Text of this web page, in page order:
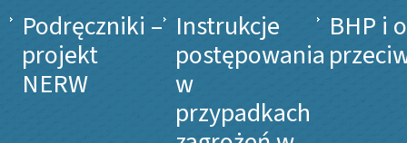
Podręczniki –
projekt
NERW
Instrukcje
postępowania
w
przypadkach
BHP i